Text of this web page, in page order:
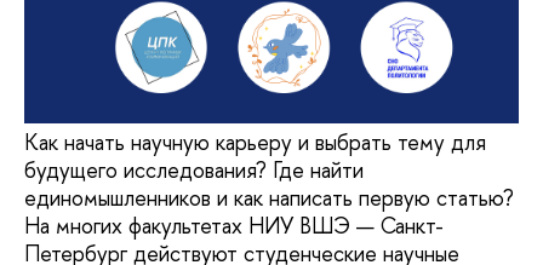
Как начать научную карьеру и выбрать тему для
будущего исследования? Где найти
единомышленников и как написать первую статью?
На многих факультетах НИУ ВШЭ — Санкт-
Петербург действуют студенческие научные